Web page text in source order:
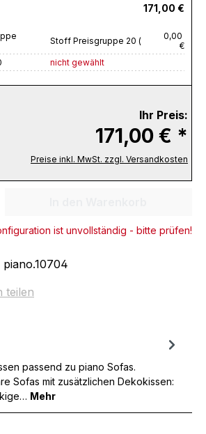
171,00 €
Stoff Preisgruppe 20 (
0,00
€
nicht gewählt
Ihr Preis:
171,00 € *
Preise inkl. MwSt. zzgl. Versandkosten
Gib den
ist unvollständig - bitte prüfen!
piano.10704
teilen
passend zu piano Sofas.
Sofas mit zusätzlichen Dekokissen:
Mehr